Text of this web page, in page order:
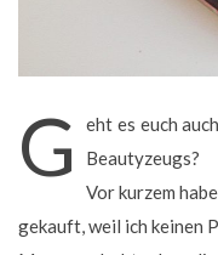
G
eht es euch
Beautyzeugs?
Vor kurzem
gekauft, weil ich keinen